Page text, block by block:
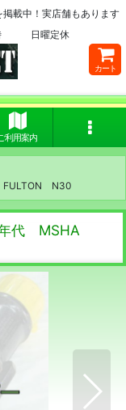
載中！実店舗もあります
来店下さい。
8時 日曜定休
カート
利用案内
N30
代 MSHA